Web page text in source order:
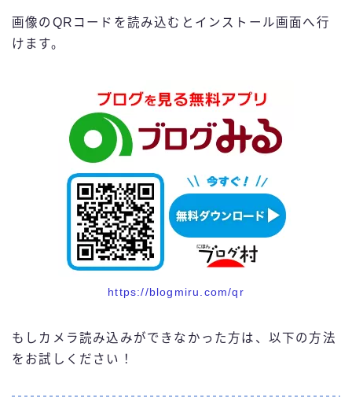
画像のQRコードを読み込むとインストール画面へ行
けます。
https://blogmiru.com/qr
もしカメラ読み込みができなかった方は、以下の方法
をお試しください！